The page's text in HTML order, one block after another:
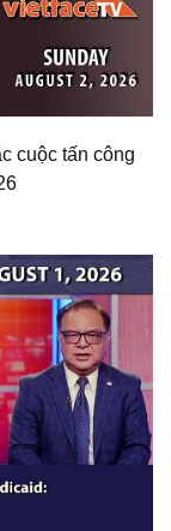
cuộc tấn công